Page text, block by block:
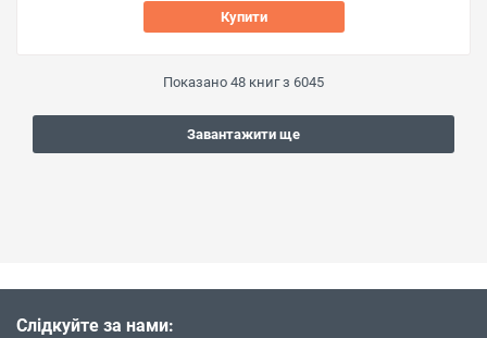
Купити
Показано 48 книг з 6045
Завантажити ще
Слідкуйте за нами: